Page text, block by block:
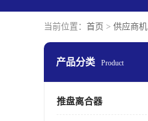
当前位置： 首页 > 供应商机
产品分类 Product
推盘离合器